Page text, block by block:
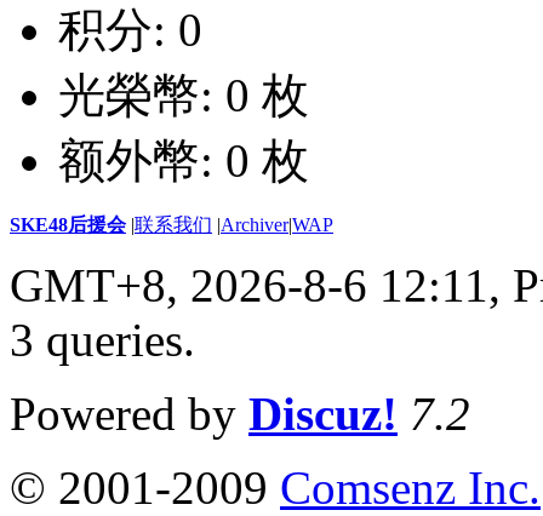
积分: 0
光榮幣: 0 枚
额外幣: 0 枚
SKE48后援会 |联系我们 |Archiver|WAP
GMT+8, 2026-8-6 12:11,
3 queries.
Powered by Discuz! 7.2
© 2001-2009 Comsenz Inc.